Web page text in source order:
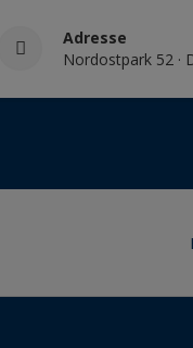
Adresse
Nordostpark 52 ·